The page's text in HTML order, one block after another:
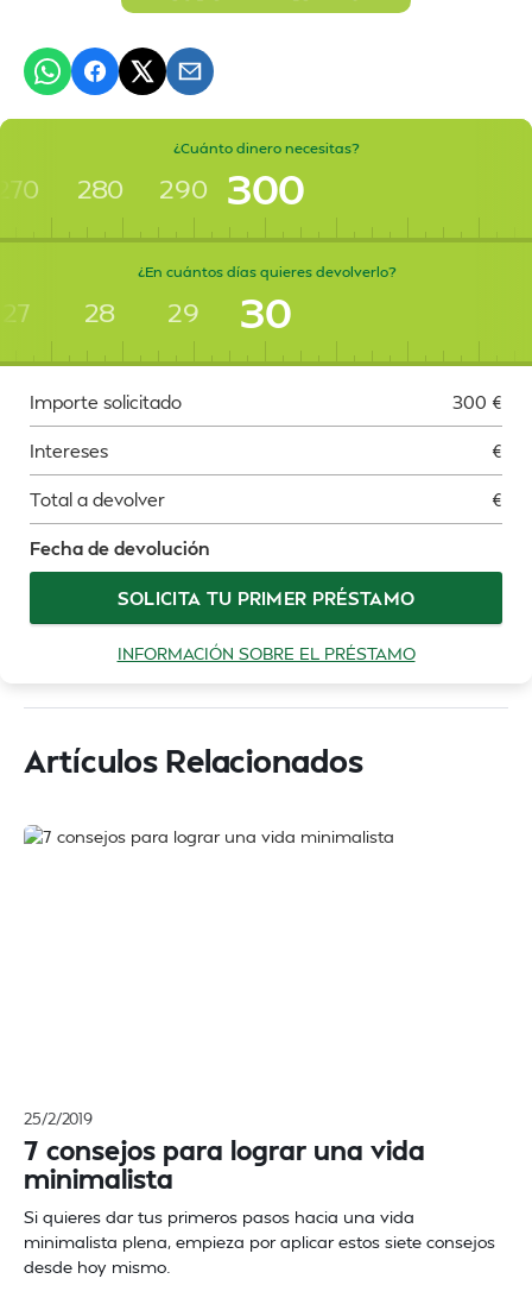
¿Cuánto dinero necesitas?
280 290 300
¿En cuántos días quieres devolverlo?
27 28 29 30
Importe solicitado 300 €
Intereses €
Total a devolver €
Fecha de devolución
SOLICITA TU PRIMER PRÉSTAMO
INFORMACIÓN SOBRE EL PRÉSTAMO
Artículos Relacionados
25/2/2019
7 consejos para lograr una vida
minimalista
Si quieres dar tus primeros pasos hacia una vida
minimalista plena, empieza por aplicar estos siete consejos
desde hoy mismo.